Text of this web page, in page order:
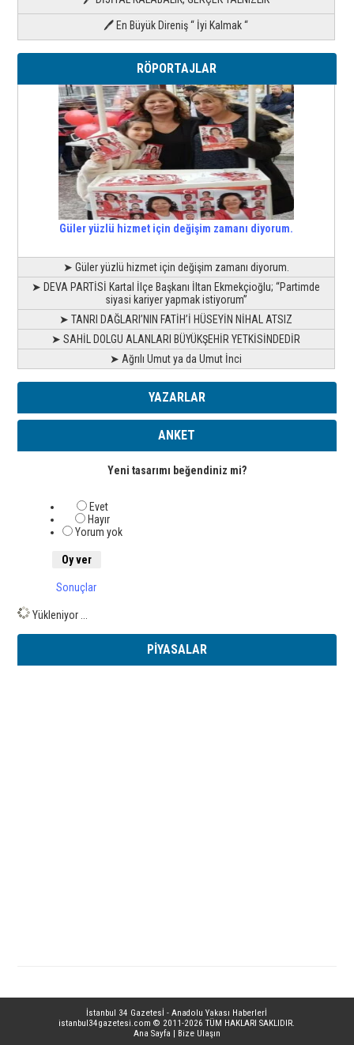
🖊 En Büyük Direniş “ İyi Kalmak “
RÖPORTAJLAR
Güler yüzlü hizmet için değişim zamanı diyorum.
➤ Güler yüzlü hizmet için değişim zamanı diyorum.
➤ DEVA PARTİSİ Kartal İlçe Başkanı İltan Ekmekçioğlu; “Partimde
siyasi kariyer yapmak istiyorum”
➤ TANRI DAĞLARI’NIN FATİH’İ HÜSEYİN NİHAL ATSIZ
➤ SAHİL DOLGU ALANLARI BÜYÜKŞEHİR YETKİSİNDEDİR
➤ Ağrılı Umut ya da Umut İnci
YAZARLAR
ANKET
Yeni tasarımı beğendiniz mi?
Evet
Hayır
Yorum yok
Sonuçlar
Yükleniyor ...
PİYASALAR
İstanbul 34 Gazetesİ - Anadolu Yakası Haberlerİ
istanbul34gazetesi.com © 2011-2026 TÜM HAKLARI SAKLIDIR.
Ana Sayfa | Bize Ulaşın